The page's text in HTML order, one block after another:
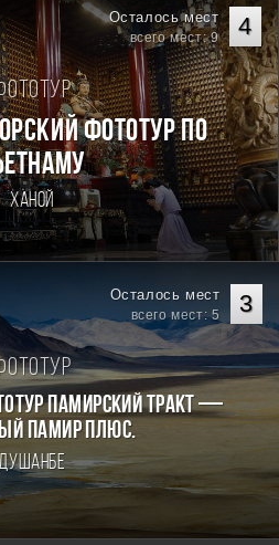
4
Осталось мест
всего мест: 9
фототур по
Ханой
3
Осталось мест
всего мест: 5
Памирский Тракт —
Памир плюс.